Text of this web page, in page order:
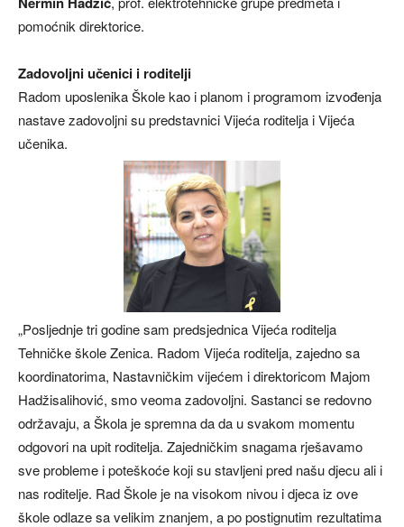
pomoćnik direktorice.
Zadovoljni učenici i roditelji
Radom uposlenika Škole kao i planom i programom izvođenja
nastave zadovoljni su predstavnici Vijeća roditelja i Vijeća
učenika.
„Posljednje tri godine sam predsjednica Vijeća roditelja
Tehničke škole Zenica. Radom Vijeća roditelja, zajedno sa
koordinatorima, Nastavničkim vijećem i direktoricom Majom
Hadžisalihović, smo veoma zadovoljni. Sastanci se redovno
održavaju, a Škola je spremna da da u svakom momentu
odgovori na upit roditelja. Zajedničkim snagama rješavamo
sve probleme i poteškoće koji su stavljeni pred našu djecu ali i
nas roditelje. Rad Škole je na visokom nivou i djeca iz ove
škole odlaze sa velikim znanjem, a po postignutim rezultatima